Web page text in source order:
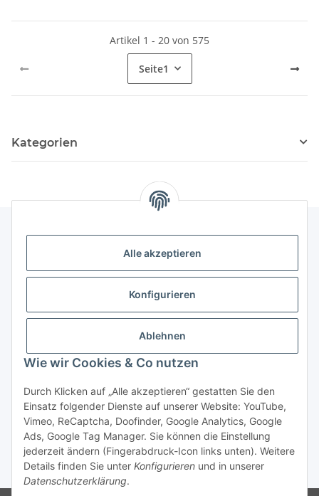
Alle akzeptieren
Konfigurieren
Ablehnen
Wie wir Cookies & Co nutzen
Durch Klicken auf „Alle akzeptieren“ gestatten Sie den
Einsatz folgender Dienste auf unserer Website: YouTube,
Vimeo, ReCaptcha, Doofinder, Google Analytics, Google
Ads, Google Tag Manager. Sie können die Einstellung
jederzeit ändern (Fingerabdruck-Icon links unten). Weitere
Details finden Sie unter Konfigurieren und in unserer
Datenschutzerklärung.
Artikel 1 - 20 von 575
Seite1
Kategorien
Gesetzliche Informationen
Bestellung wiederrufen
* Alle Preise inkl. gesetzlicher USt., zzgl.Versand